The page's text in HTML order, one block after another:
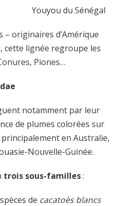
Sénégal
– originaires d’Amérique
cette lignée regroupe les
Piones…
notamment par leur
de plumes colorées sur
en Australie,
Nouvelle-Guinée.
trois sous-familles:
de cacatoès blancs